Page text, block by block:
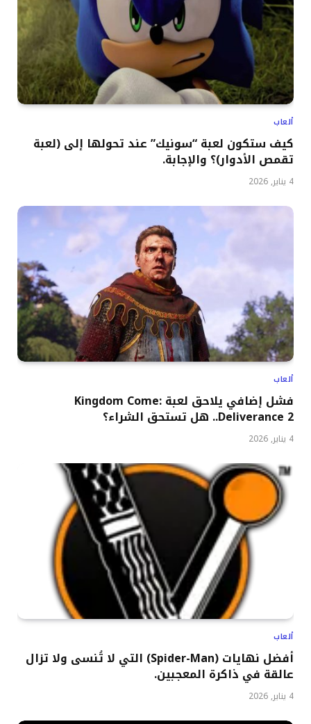
ألعاب
كيف ستكون لعبة “سونيك” عند تحولها إلى (لعبة
تقمص الأدوار)؟ والإجابة.
4 يناير, 2026
ألعاب
فشل إضافي يلاحق لعبة Kingdom Come:
Deliverance 2.. هل تستحق الشراء؟
4 يناير, 2026
ألعاب
أفضل نهايات (Spider-Man) التي لا تُنسى ولا تزال
عالقة في ذاكرة المعجبين.
4 يناير, 2026